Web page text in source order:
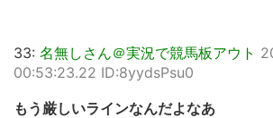
33: 名無しさん＠実況で競馬板アウト
00:53:23.22 ID:8yydsPsu0
もう厳しいラインなんだよなあ